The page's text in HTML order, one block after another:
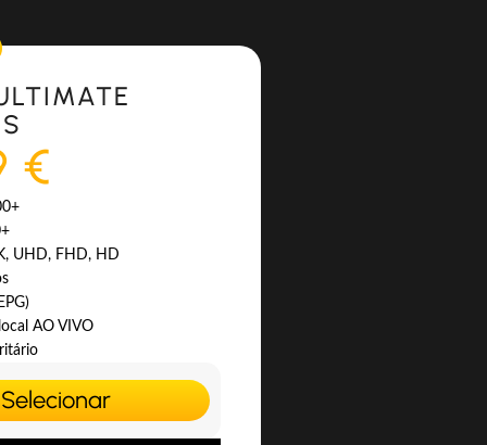
€
UHD, FHD, HD
AO VIVO
Selecionar